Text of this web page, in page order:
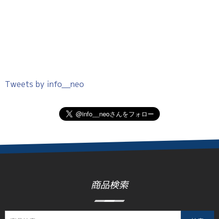
Tweets by info__neo
商品検索